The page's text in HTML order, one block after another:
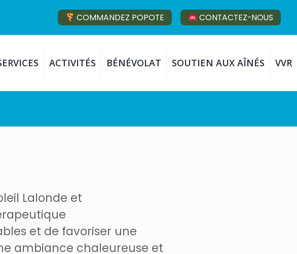
COMMANDEZ POPOTE CONTACTEZ-NOUS
ACTIVITÉS BÉNÉVOLAT SOUTIEN AUX AÎNÉS VVR
Lalonde et
et de favoriser une
ambiance chaleureuse et